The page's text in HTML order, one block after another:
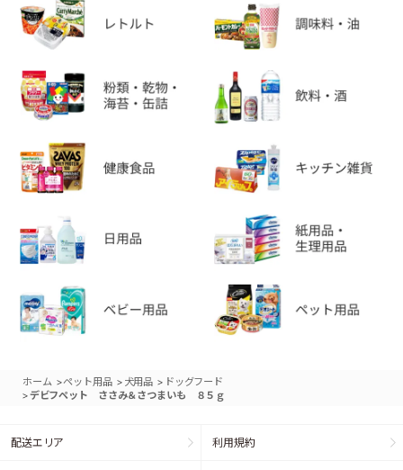
ホーム >ペット用品 > 犬用品 > ドッグフード
>デビフペット ささみ＆さつまいも ８５ｇ
配送エリア 利用規約